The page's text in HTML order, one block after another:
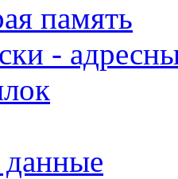
память
-